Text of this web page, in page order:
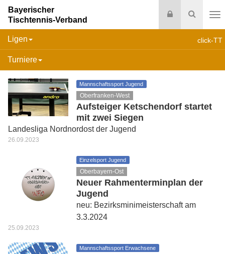
Suche
Login
Bayerischer
Tischtennis-Verband
click-TT
Ligen
Turniere
Mannschaftssport Jugend
Oberfranken-West
Aufsteiger Ketschendorf startet
mit zwei Siegen
Landesliga Nordnordost der Jugend
26.09.2023
Einzelsport Jugend
Oberbayern-Ost
Neuer Rahmenterminplan der
Jugend
neu: Bezirksminimeisterschaft am
3.3.2024
25.09.2023
Mannschaftssport Erwachsene